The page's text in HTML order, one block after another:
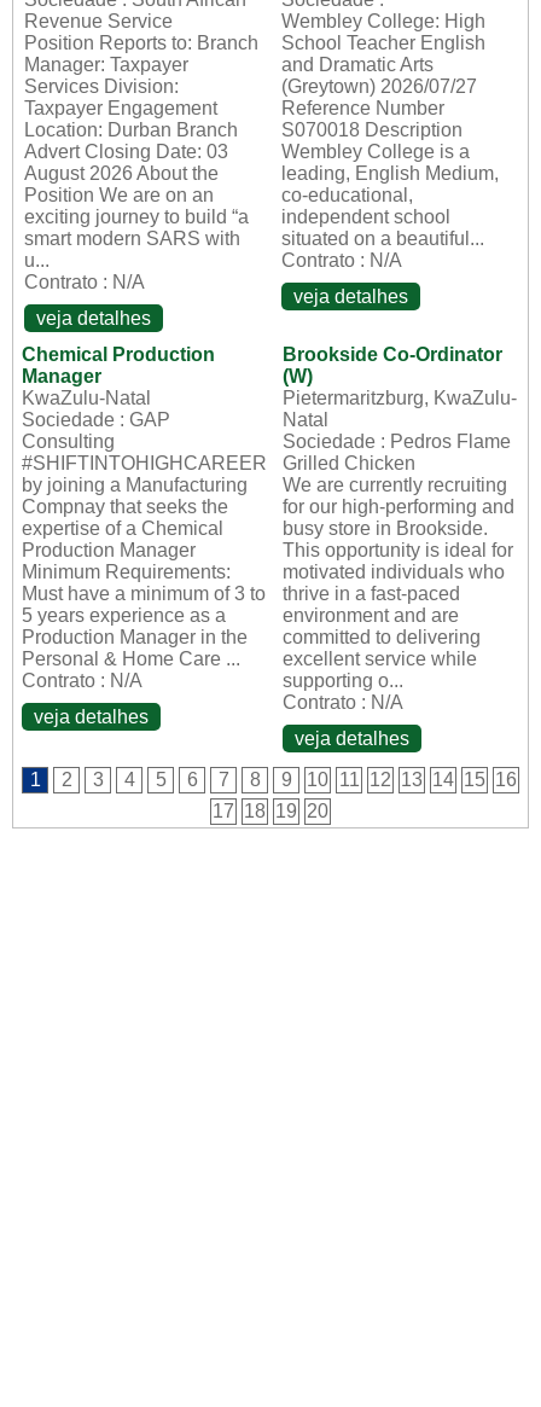
Revenue Service
Position Reports to: Branch
Manager: Taxpayer
Services Division:
Taxpayer Engagement
Location: Durban Branch
Advert Closing Date: 03
August 2026 About the
Position We are on an
exciting journey to build “a
smart modern SARS with
u...
Contrato : N/A
veja detalhes
Wembley College: High
School Teacher English
and Dramatic Arts
(Greytown) 2026/07/27
Reference Number
S070018 Description
Wembley College is a
leading, English Medium,
co-educational,
independent school
situated on a beautiful...
Contrato : N/A
veja detalhes
Chemical Production
Manager
KwaZulu-Natal
Sociedade : GAP
Consulting
#SHIFTINTOHIGHCAREER
by joining a Manufacturing
Compnay that seeks the
expertise of a Chemical
Production Manager
Minimum Requirements:
Must have a minimum of 3 to
5 years experience as a
Production Manager in the
Personal & Home Care ...
Contrato : N/A
veja detalhes
Brookside Co-Ordinator
(W)
Pietermaritzburg, KwaZulu-
Natal
Sociedade : Pedros Flame
Grilled Chicken
We are currently recruiting
for our high-performing and
busy store in Brookside.
This opportunity is ideal for
motivated individuals who
thrive in a fast-paced
environment and are
committed to delivering
excellent service while
supporting o...
Contrato : N/A
veja detalhes
1
2 3 4 5 6 7 8 9 10 11 12 13 14 15 16
17 18 19 20